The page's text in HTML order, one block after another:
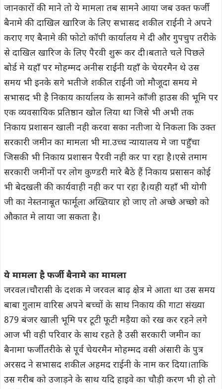
जानकारों की माने तो ये मामला तब सामने आया जब उक्त फर्जी
बैनामे की दाखिल खारिज के लिए सभासद शकील राईनी ने अपने
कराए गए बैनामे की फोटो कॉपी कार्यालय मे दी और गुपचुप तरीके
से दाखिल खारिज के लिए पैरवी शुरू कर दी।बताते चले पिछले
बोर्ड मे यहाँ पर मोहम्मद अनीस राईनी यहाँ के चेयरमैन थे उस
समय भी इनके सगे भतीजे शकील राईनी जो मौजूदा समय मे
सभासद भी है निकाय कार्यालय के सामने काँजी हाउस की भूमि पर
एक व्यवसायिक प्रतिष्ठान खोल लिया था जिसे भी अभी तक
निकाय प्रशासन खाली नही करवा सका नतीजा ये निकला कि उक्त
सरकारी जमीन का मामला भी मा.उच्च न्यायालय मे जा पहुँचा
जिसकी भी निकाय प्रशासन पैरवी नही कर पा रहा है।एसे तमाम
सरकारी जमीनों पर लोग कुण्डरी मारे बैठे हैं निकाय प्रसासन कोई
भी बेदखली की कार्यवाही नही कर पा रहा है।यही यहाँ भी योगी
जी का नेस्तनाबूत फार्मूला अख्तियार हो जाए तो अच्छे अच्छो को
औकात मे लाया जा सकता है।
ये मामला है फर्जी बैनामे का मामला
जरवल।चौरासी के दशक मे जरवल बाढ़ क्षेत्र मे आता था उस समय
बाबा गुलाम वारिस अपने बच्चों के साथ निकाय की गाटा संख्या
879 बंजर खाली भूमि पर टूटी फूटी मड़ैया को रख कर रहने लगे
आज भी वही परिवार के साथ रहते है उसी सरकारी जमीन का
बैनामा फर्जी तरीके से पूर्व चेयरमैन मोहम्मद वसी अंसारी के पुत्र
अरसद ने सभासद शकील अहमद राईनी के नाम कर दिया।ताकि
उस गरीब को उजाड़ने के साथ यदि हाइवे का चौड़ी करण भी हो तो